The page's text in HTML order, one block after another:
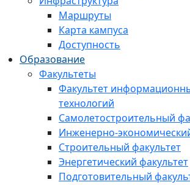
Маршруты
Карта кампуса
Доступность
Образование
Факультеты
Факультет
технологий
Самолетостроительный
Инженерно-
Строительный факультет
Энергетический факультет
Подготовительный